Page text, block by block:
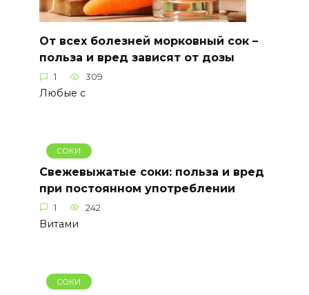
От всех болезней морковный сок –
польза и вред зависят от дозы
1 309
Любые с
СОКИ
Свежевыжатые соки: польза и вред
при постоянном употреблении
1 242
Витами
СОКИ